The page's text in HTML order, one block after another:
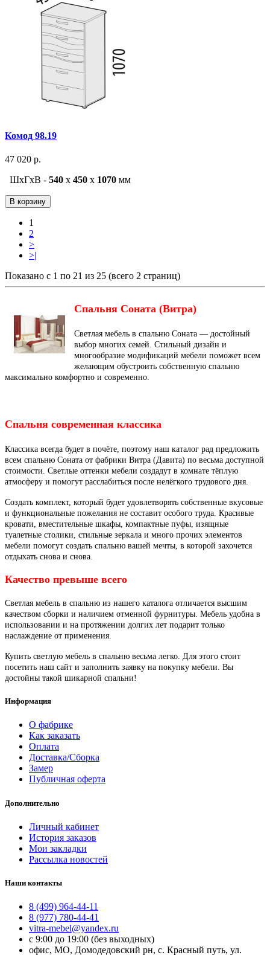
Комод 98.19
47 020 р.
ШxГxВ - 540 x 450 x 1070 мм
В корзину
1
2
>
>|
Показано с 1 по 21 из 25 (всего 2 страниц)
Спальня Соната (Витра)
Светлая мебель в спальню Соната — достойный
выбор многих семей. Стильный дизайн и
многообразие модификаций мебели поможет всем
желающим обустроить собственную спальню
максимально комфортно и современно.
Спальня современная классика
Классика всегда будет в почёте, поэтому наш каталог рад предложить
всем спальню Соната от фабрики Витра (Давита) по весьма доступной
стоимости. Светлые оттенки мебели создадут в комнате тёплую
атмосферу и помогут расслабиться после нелёгкого трудового дня.
Создать комплект, который будет удовлетворять собственные вкусовые
и функциональные пожелания не составит особого труда. Красивые
кровати, вместительные шкафы, компактные пуфы, изящные
туалетные столики, стильные зеркала и много прочих элементов
мебели помогут создать спальню вашей мечты, в которой захочется
отдыхать снова и снова.
Качество превыше всего
Светлая мебель в спальню из нашего каталога отличается высшим
качеством сборки и наличием отменной фурнитуры. Мебель удобна в
использовании и на протяжении долгих лет подарит только
наслаждение от применения.
Купить светлую мебель в спальню весьма легко. Для этого стоит
посетить наш сайт и заполнить заявку на покупку мебели. Вы
достойны такой шикарной спальни!
Информация
О фабрике
Как заказать
Оплата
Доставка/Сборка
Замер
Публичная оферта
Дополнительно
Личный кабинет
История заказов
Мои закладки
Рассылка новостей
Наши контакты
8 (499) 964-44-11
8 (977) 780-44-41
vitra-mebel@yandex.ru
с 9:00 до 19:00 (без выходных)
офис, МО, Домодедовский рн, с. Красный путь, ул.